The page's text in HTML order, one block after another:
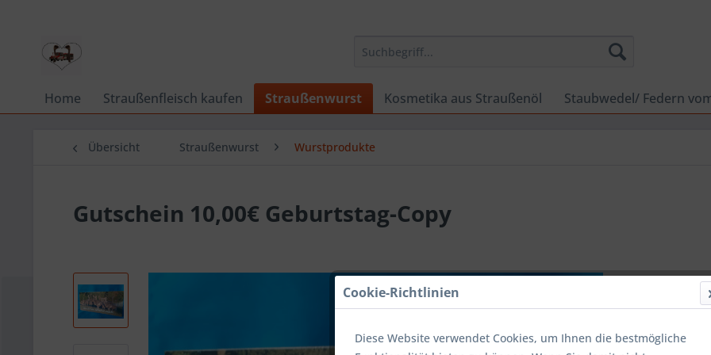
Home Straußenfleisch kaufen Straußenwurst Kosmetika aus Straußenöl Staubwedel/ Federn
Übersicht Straußenwurst Wurstprodukte
Gutschein 10,00€ Geburtstag-Copy
10,00
1 Stück
Cookie-Richtlinien
Diese Website verwendet Cookies, um Ihnen die bestmögliche